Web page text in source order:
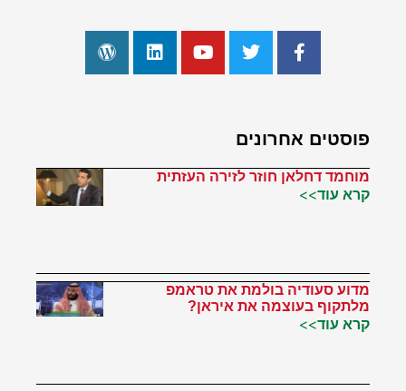
פוסטים אחרונים
מוחמד דחלאן חוזר לזירה העזתית
קרא עוד>>
מדוע סעודיה בולמת את טראמפ
מלתקוף בעוצמה את איראן?
קרא עוד>>